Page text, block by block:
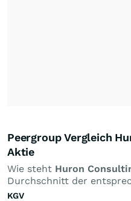
Peergroup Vergleich
Aktie
Wie steht Huron
Durchschnitt der
KGV